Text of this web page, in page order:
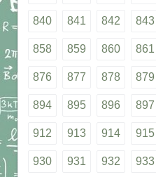
840 841 842 843
858 859 860 861
876 877 878 879
894 895 896 897
912 913 914 915
930 931 932 933